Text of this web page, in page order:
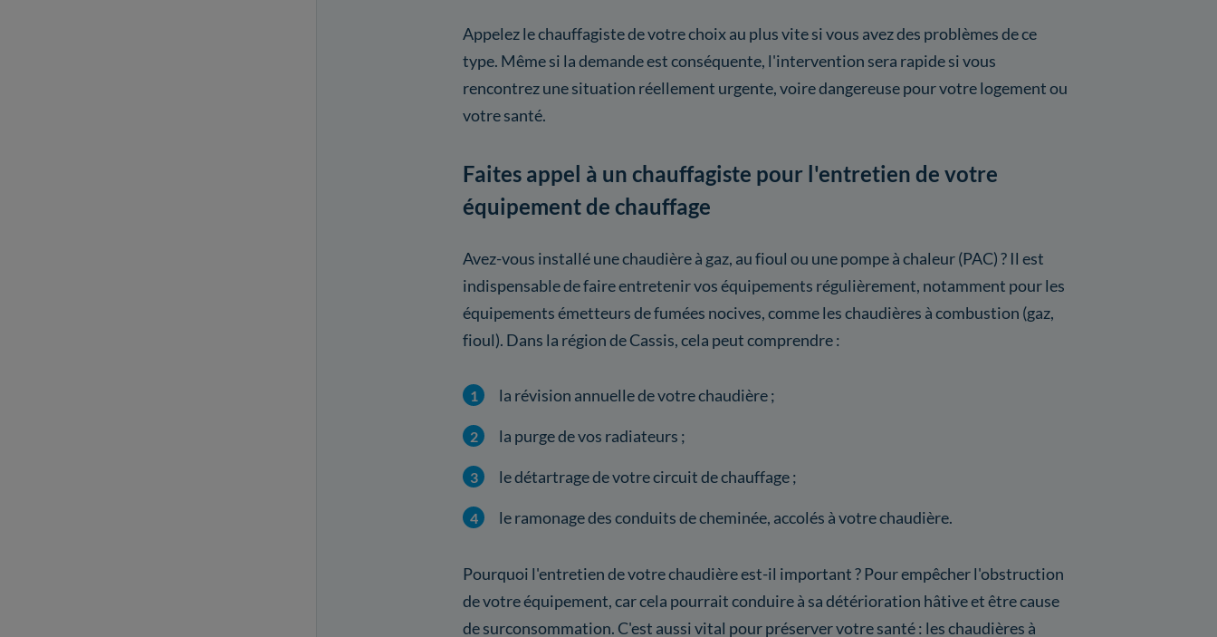
Appelez le chauffagiste de votre choix au plus vite si vous avez des problèmes de ce
type. Même si la demande est conséquente, l'intervention sera rapide si vous
rencontrez une situation réellement urgente, voire dangereuse pour votre logement ou
votre santé.
Faites appel à un chauffagiste pour l'entretien de votre
équipement de chauffage
Avez-vous installé une chaudière à gaz, au fioul ou une pompe à chaleur (PAC) ? Il est
indispensable de faire entretenir vos équipements régulièrement, notamment pour les
équipements émetteurs de fumées nocives, comme les chaudières à combustion (gaz,
fioul). Dans la région de Cassis, cela peut comprendre :
la révision annuelle de votre chaudière ;
la purge de vos radiateurs ;
le détartrage de votre circuit de chauffage ;
le ramonage des conduits de cheminée, accolés à votre chaudière.
Pourquoi l'entretien de votre chaudière est-il important ? Pour empêcher l'obstruction
de votre équipement, car cela pourrait conduire à sa détérioration hâtive et être cause
de surconsommation. C'est aussi vital pour préserver votre santé : les chaudières à